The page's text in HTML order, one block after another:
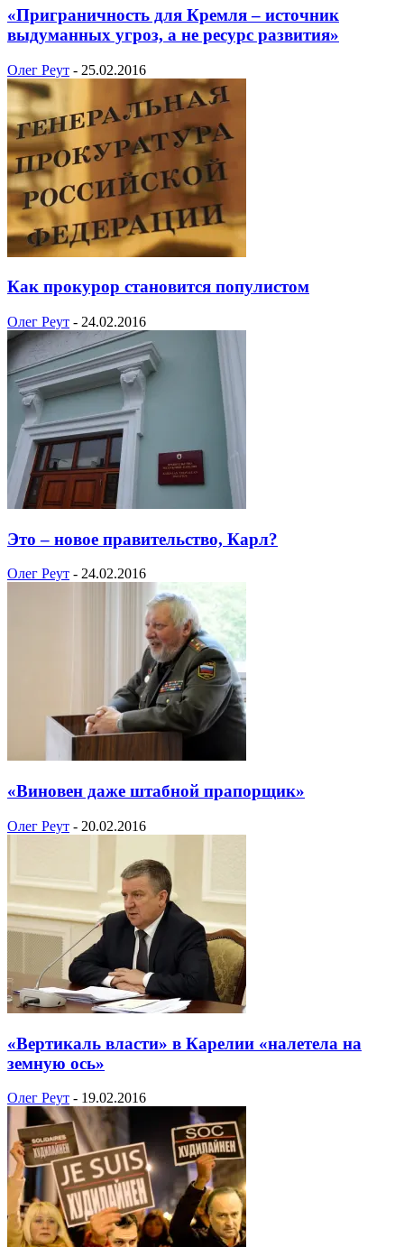
«Приграничность для Кремля – источник
выдуманных угроз, а не ресурс развития»
Олег Реут - 25.02.2016
Как прокурор становится популистом
Олег Реут - 24.02.2016
Это – новое правительство, Карл?
Олег Реут - 24.02.2016
«Виновен даже штабной прапорщик»
Олег Реут - 20.02.2016
«Вертикаль власти» в Карелии «налетела на
земную ось»
Олег Реут - 19.02.2016